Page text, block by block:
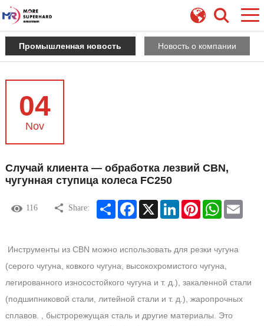
Промышленная новость Новость о компании
04
Nov
Случай клиента — обработка лезвий CBN,
чугунная ступица колеса FC250
116 Share: Share Facebook LinkedIn Pinterest WhatsApp
Инструменты из CBN можно использовать для резки чугуна
(серого чугуна, ковкого чугуна, высокохромистого чугуна,
легированного износостойкого чугуна и т. д.), закаленной стали
(подшипниковой стали, литейной стали и т. д.), жаропрочных
сплавов. , быстрорежущая сталь и другие материалы. Это